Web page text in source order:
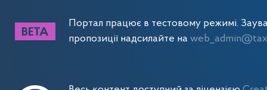
Портал працює в тестовому режимі.
пропозиції надсилайте на